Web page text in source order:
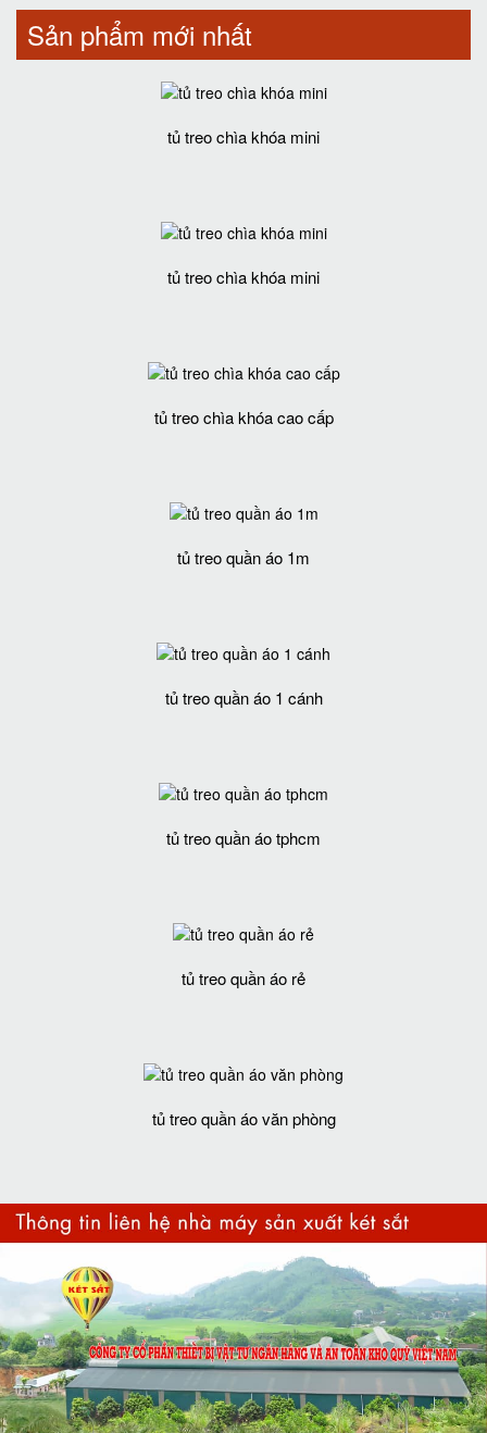
Sản phẩm mới nhất
tủ treo chìa khóa mini
tủ treo chìa khóa mini
tủ treo chìa khóa cao cấp
tủ treo quần áo 1m
tủ treo quần áo 1 cánh
tủ treo quần áo tphcm
tủ treo quần áo rẻ
tủ treo quần áo văn phòng